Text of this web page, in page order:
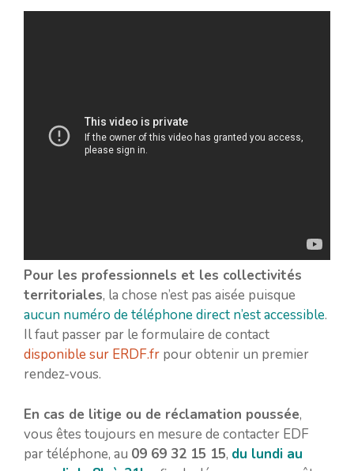
Pour les professionnels et les collectivités
territoriales, la chose n’est pas aisée puisque
aucun numéro de téléphone direct n’est accessible.
Il faut passer par le formulaire de contact
disponible sur ERDF.fr pour obtenir un premier
rendez-vous.
En cas de litige ou de réclamation poussée,
vous êtes toujours en mesure de contacter EDF
par téléphone, au 09 69 32 15 15, du lundi au